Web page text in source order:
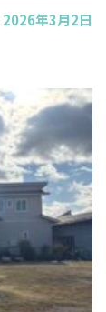
2026年3月2日